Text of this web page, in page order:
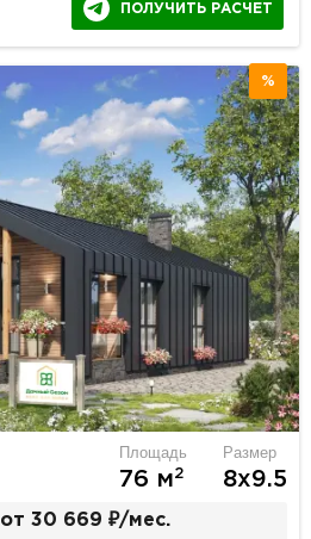
ПОЛУЧИТЬ РАСЧЕТ
%
Площадь
76 м2
Размер
8х9.5
от 30 669 ₽/мес.